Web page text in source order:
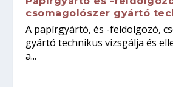
csomagolószer gyártó
A papírgyártó, és -feldolgozó,
gyártó technikus vizsgálja és
a...